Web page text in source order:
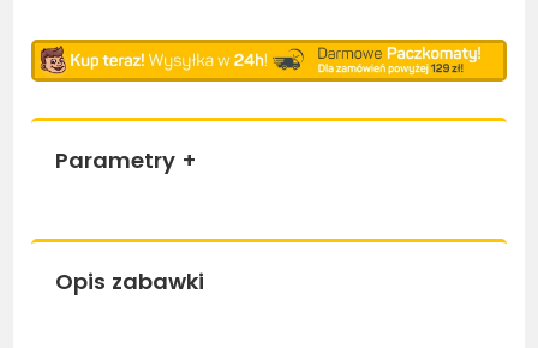
Parametry +
Opis zabawki